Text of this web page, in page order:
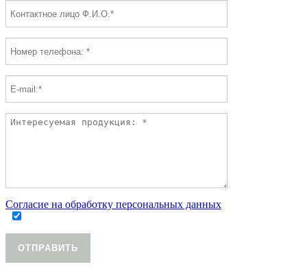
Согласие на обработку персональных данных
ОТПРАВИТЬ